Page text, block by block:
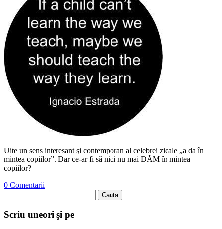
Uite un sens interesant şi contemporan al celebrei zicale „a da în
mintea copiilor”. Dar ce-ar fi să nici nu mai DĂM în mintea
copiilor?
0 Comentarii
Scriu uneori şi pe